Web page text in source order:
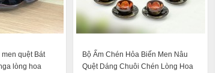
quệt Bát
lòng hoa
Bộ Ấm Chén Hỏa Biến Men Nâu
Quệt Dáng Chuôi Chén Lòng Hoa